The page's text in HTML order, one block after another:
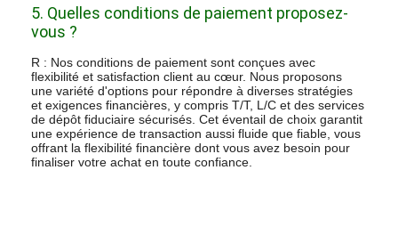
5. Quelles conditions de paiement proposez-
vous ?
R : Nos conditions de paiement sont conçues avec
flexibilité et satisfaction client au cœur. Nous proposons
une variété d'options pour répondre à diverses stratégies
et exigences financières, y compris T/T, L/C et des services
de dépôt fiduciaire sécurisés. Cet éventail de choix garantit
une expérience de transaction aussi fluide que fiable, vous
offrant la flexibilité financière dont vous avez besoin pour
finaliser votre achat en toute confiance.